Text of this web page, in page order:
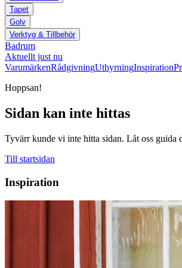
Tapet
Golv
Verktyg & Tillbehör
Badrum
Aktuellt just nu
VarumärkenRådgivningUthyrningInspiration
Hoppsan!
Sidan kan inte hittas
Tyvärr kunde vi inte hitta sidan. Låt oss guida
Till startsidan
Inspiration